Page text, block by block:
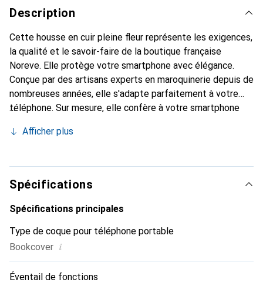
Description
Cette housse en cuir pleine fleur représente les exigences,
la qualité et le savoir-faire de la boutique française
Noreve. Elle protège votre smartphone avec élégance.
Conçue par des artisans experts en maroquinerie depuis de
nombreuses années, elle s'adapte parfaitement à votre
téléphone. Sur mesure, elle confère à votre smartphone
Elle devient un accessoire chic et indispensable.
haute qualité, la marque Noreve est un choix sûr pour une
clientèle exigeante.
Afficher plus
Spécifications
Spécifications principales
Type de coque pour téléphone portable
Bookcover i
Éventail de fonctions